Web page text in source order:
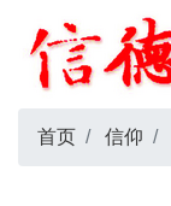
首页 信仰